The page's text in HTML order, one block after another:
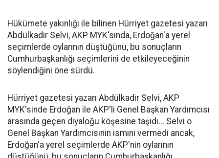
Hükümete yakınlığı ile bilinen Hürriyet gazetesi yazarı
Abdülkadir Selvi, AKP MYK'sında, Erdoğan'a yerel
seçimlerde oylarının düştüğünü, bu sonuçların
Cumhurbaşkanlığı seçimlerini de etkileyeceğinin
söylendiğini öne sürdü.
Hürriyet gazetesi yazarı Abdülkadir Selvi, AKP
MYK'sinde Erdoğan ile AKP'li Genel Başkan Yardımcısı
arasında geçen diyaloğu köşesine taşıdı... Selvi o
Genel Başkan Yardımcısının ismini vermedi ancak,
Erdoğan'a yerel seçimlerde AKP'nin oylarının